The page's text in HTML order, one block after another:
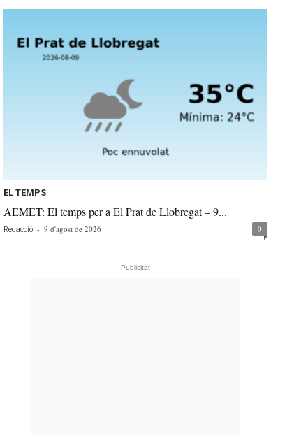
EL TEMPS
AEMET: El temps per a El Prat de Llobregat – 9...
Redacció - 9 d'agost de 2026 0
- Publicitat -